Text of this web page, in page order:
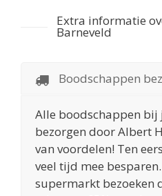
Extra informatie
Barneveld
Boodschappen
Alle boodschappen bij
bezorgen door Albert
van voordelen! Ten
veel tijd mee
supermarkt bezoeken